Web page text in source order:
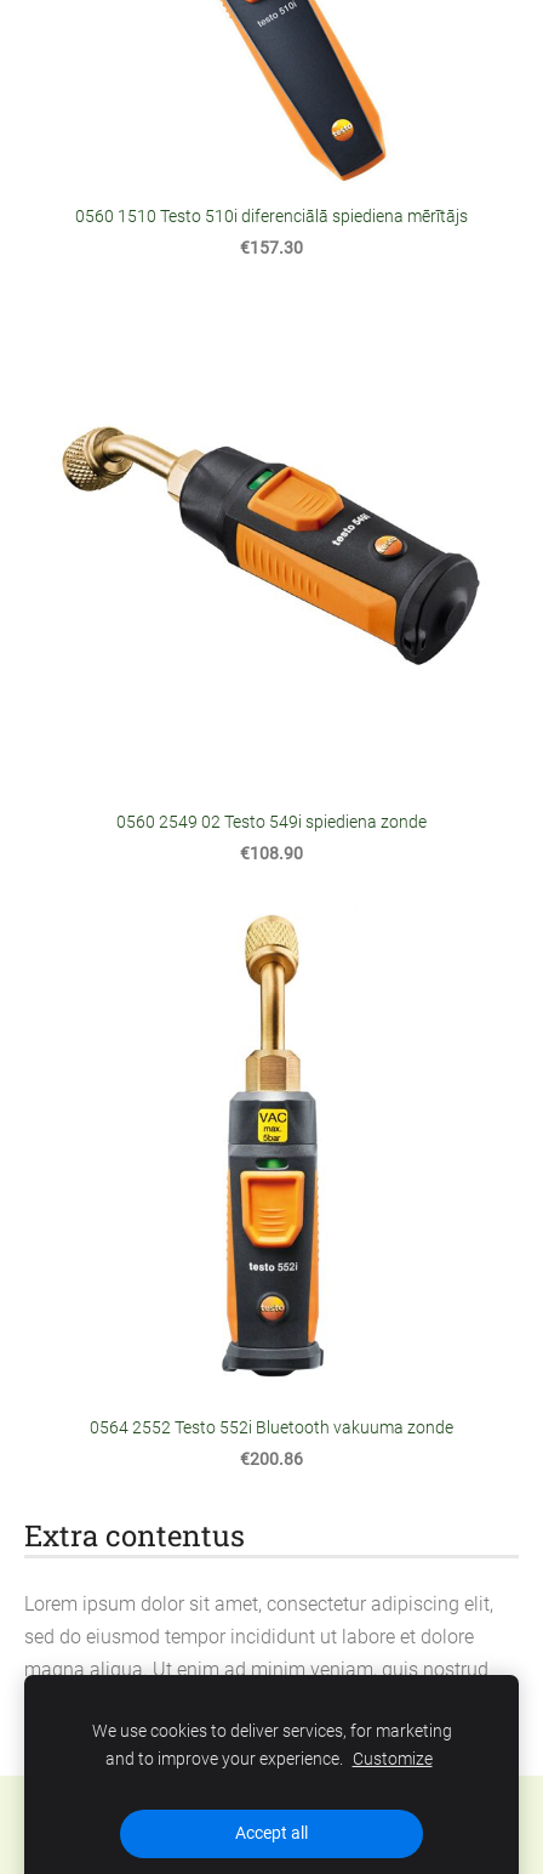
Extra contentus
Lorem ipsum dolor sit amet, consectetur adipiscing elit,
sed do eiusmod tempor incididunt ut labore et dolore
magna aliqua. Ut enim ad minim veniam, quis nostrud
commodo consequat.
0560 1510 Testo 510i diferenciālā spiediena mērītājs
€157.30
0560 2549 02 Testo 549i spiediena zonde
€108.90
0564 2552 Testo 552i Bluetooth vakuuma zonde
€200.86
Cookies
We use cookies to deliver services, for marketing
and to improve your experience. Customize
Accept all